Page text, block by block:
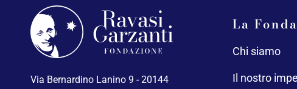
Via Bernardino Lanino 9 - 20144
La
Chi siamo
Il nostro